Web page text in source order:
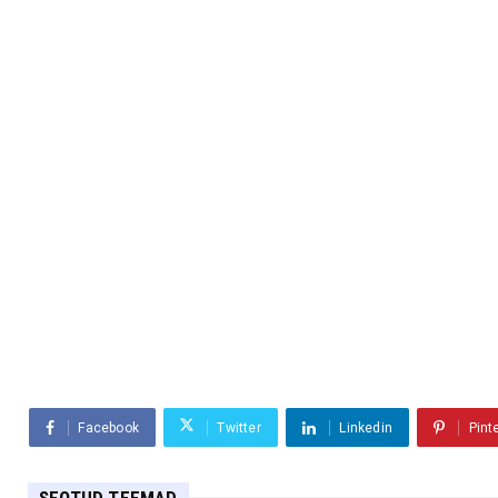
Facebook Twitter Linkedin